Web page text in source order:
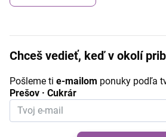
Chceš vedieť, keď v okolí
Pošleme ti e-mailom ponuky podľa
Prešov · Cukrár